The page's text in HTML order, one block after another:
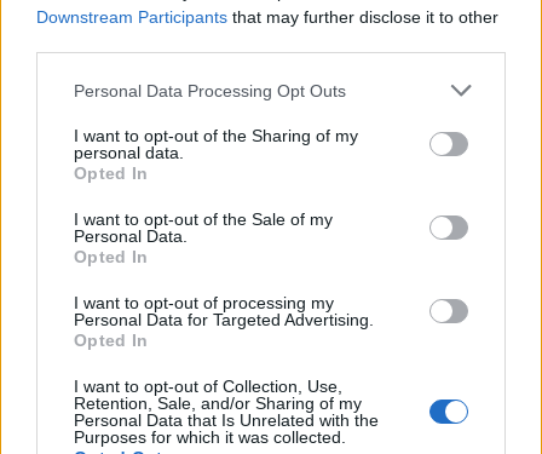
Downstream Participants that may further disclose it to other
Personal Data Processing Opt Outs
I want to opt-out of the Sharing of my
personal data.
Opted In
I want to opt-out of the Sale of my
Personal Data.
Opted In
I want to opt-out of processing my
Personal Data for Targeted Advertising.
Opted In
I want to opt-out of Collection, Use,
Retention, Sale, and/or Sharing of my
Personal Data that Is Unrelated with the
Purposes for which it was collected.
Pas 83 vitesh në detin
Jon, gjendet thuajse e
paprekur anija e rrallë
gjermane LS 6
Nxehtësia ekstreme në
Europë po grabit gjumin,
mbi 3 orë pagjumësi në
Temperaturë rekord në
Austri, termometri shënon
Masë sigurie për prindërit
e 14-vjeçares së vrarë, u